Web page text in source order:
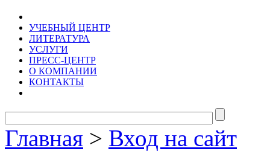
УЧЕБНЫЙ ЦЕНТР
ЛИТЕРАТУРА
УСЛУГИ
ПРЕСС-ЦЕНТР
О КОМПАНИИ
КОНТАКТЫ
Главная > Вход на сайт